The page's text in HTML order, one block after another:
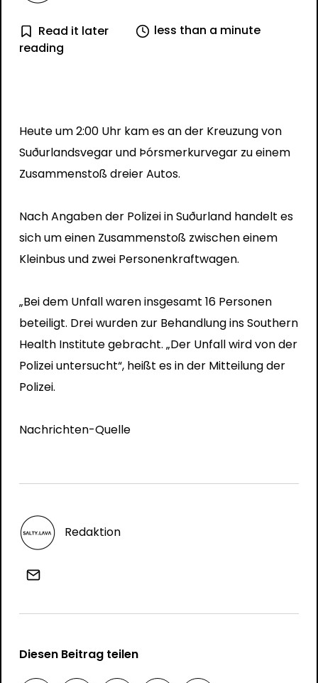
Read it later
less than a minute
reading
Heute um 2:00 Uhr kam es an der Kreuzung von
Suðurlandsvegar und Þórsmerkurvegar zu einem
Zusammenstoß dreier Autos.
Nach Angaben der Polizei in Suðurland handelt es
sich um einen Zusammenstoß zwischen einem
Kleinbus und zwei Personenkraftwagen.
„Bei dem Unfall waren insgesamt 16 Personen
beteiligt. Drei wurden zur Behandlung ins Southern
Health Institute gebracht. „Der Unfall wird von der
Polizei untersucht“, heißt es in der Mitteilung der
Polizei.
Nachrichten-Quelle
Redaktion
Diesen Beitrag teilen